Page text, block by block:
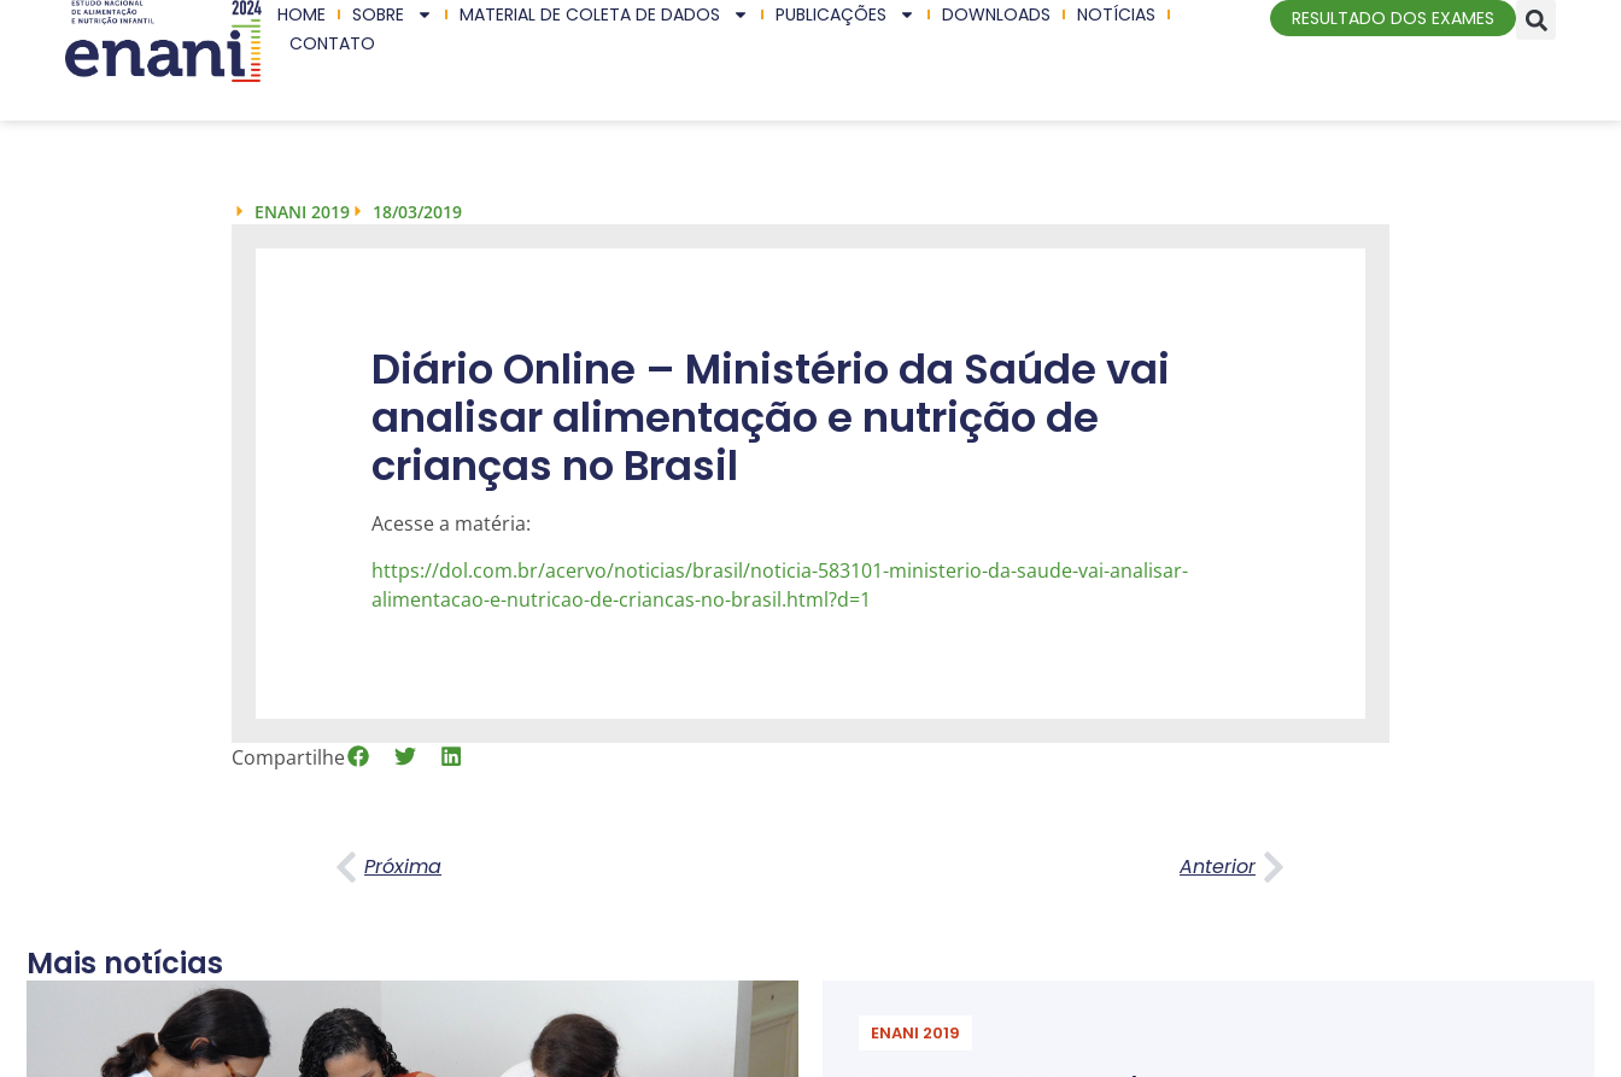
HOME SOBRE MATERIAL DE COLETA DE DADOS PUBLICAÇÕES DOWNLOADS
NOTÍCIAS
CONTATO
RESULTADO DOS EXAMES
ENANI 2019 18/03/2019
Diário Online – Ministério da Saúde vai
analisar alimentação e nutrição de
crianças no Brasil
Acesse a matéria:
https://dol.com.br/acervo/noticias/brasil/noticia-583101-ministerio-da-saude-vai-analisar-
alimentacao-e-nutricao-de-criancas-no-brasil.html?d=1
Compartilhe
Próxima Anterior
Mais notícias
ENANI 2019